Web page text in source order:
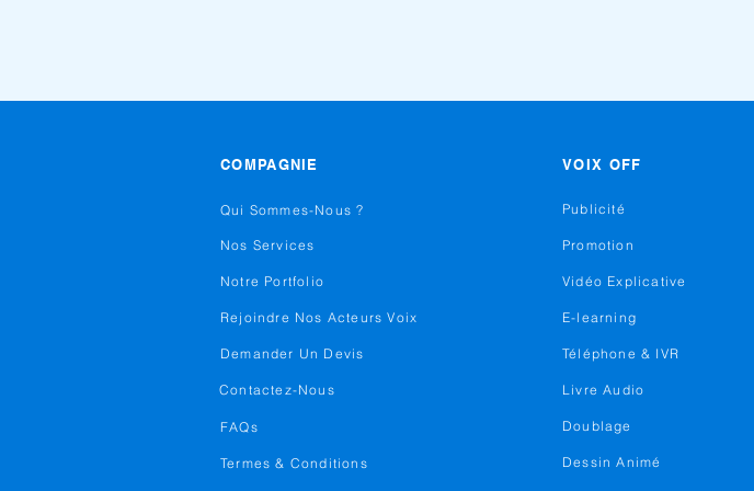
COMPAGNIE
Qui Sommes-Nous ?
Nos Services
Notre Portfolio
Rejoindre Nos Acteurs Voix
Demander Un Devis
Contactez-Nous
FAQs
Termes & Conditions
VOIX OFF
Publicité
Promotion
Vidéo Explicative
E-learning
Téléphone & IVR
Livre Audio
Doublage
Dessin Animé